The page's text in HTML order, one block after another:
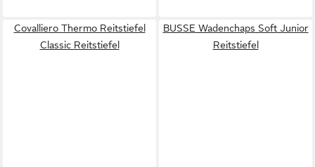
Covalliero Thermo Reitstiefel
Classic Reitstiefel
BUSSE Wadenchaps Soft Junior
Reitstiefel